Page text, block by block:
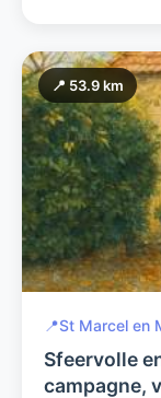
📍 53.9 km
📍St Marcel en
Sfeervolle en
campagne,